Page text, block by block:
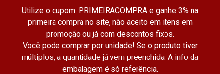
Utilize o cupom: PRIMEIRACOMPRA e ganhe 3% na
primeira compra no site, não aceito em itens em
promoção ou já com descontos fixos.
Você pode comprar por unidade! Se o produto tiver
múltiplos, a quantidade já vem preenchida. A info da
embalagem é só referência.